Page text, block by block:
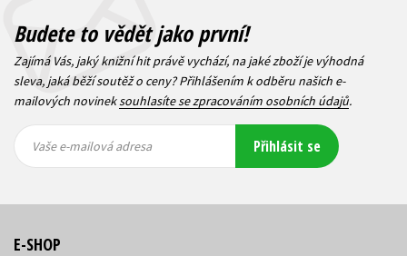
Budete to vědět jako první!
Zajímá Vás, jaký knižní hit právě vychází, na jaké zboží je výhodná
sleva, jaká běží soutěž o ceny? Přihlášením k odběru našich e-
mailových novineksouhlasíte se zpracováním osobních údajů.
mailová
mailová
Vaše e-mailová adresa Přihlásit se
E-SHOP